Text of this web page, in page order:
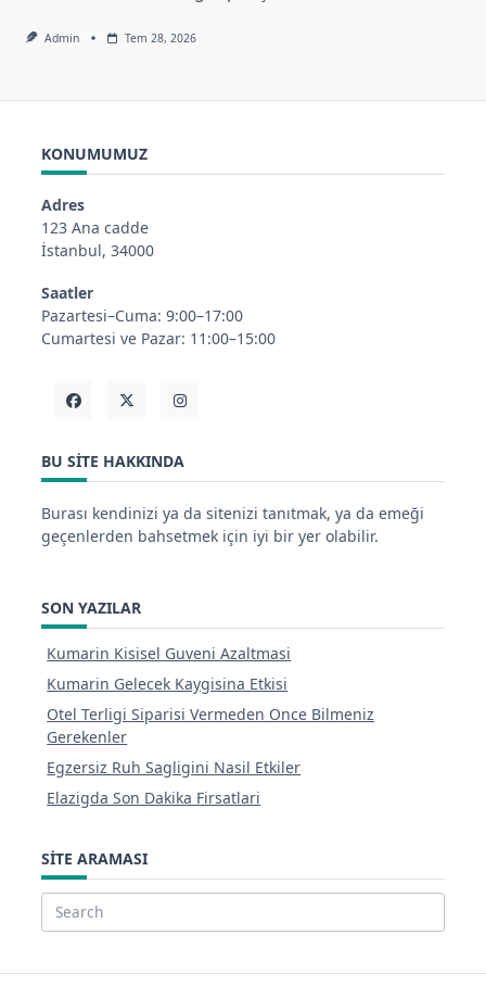
Admin Tem 28, 2026
KONUMUMUZ
Adres
123 Ana cadde
İstanbul, 34000
Saatler
Pazartesi–Cuma: 9:00–17:00
Cumartesi ve Pazar: 11:00–15:00
BU SITE HAKKINDA
Burası kendinizi ya da sitenizi tanıtmak, ya da emeği
geçenlerden bahsetmek için iyi bir yer olabilir.
SON YAZILAR
Kumarin Kisisel Guveni Azaltmasi
Kumarin Gelecek Kaygisina Etkisi
Otel Terligi Siparisi Vermeden Once Bilmeniz
Gerekenler
Egzersiz Ruh Sagligini Nasil Etkiler
Elazigda Son Dakika Firsatlari
SITE ARAMASI
Search